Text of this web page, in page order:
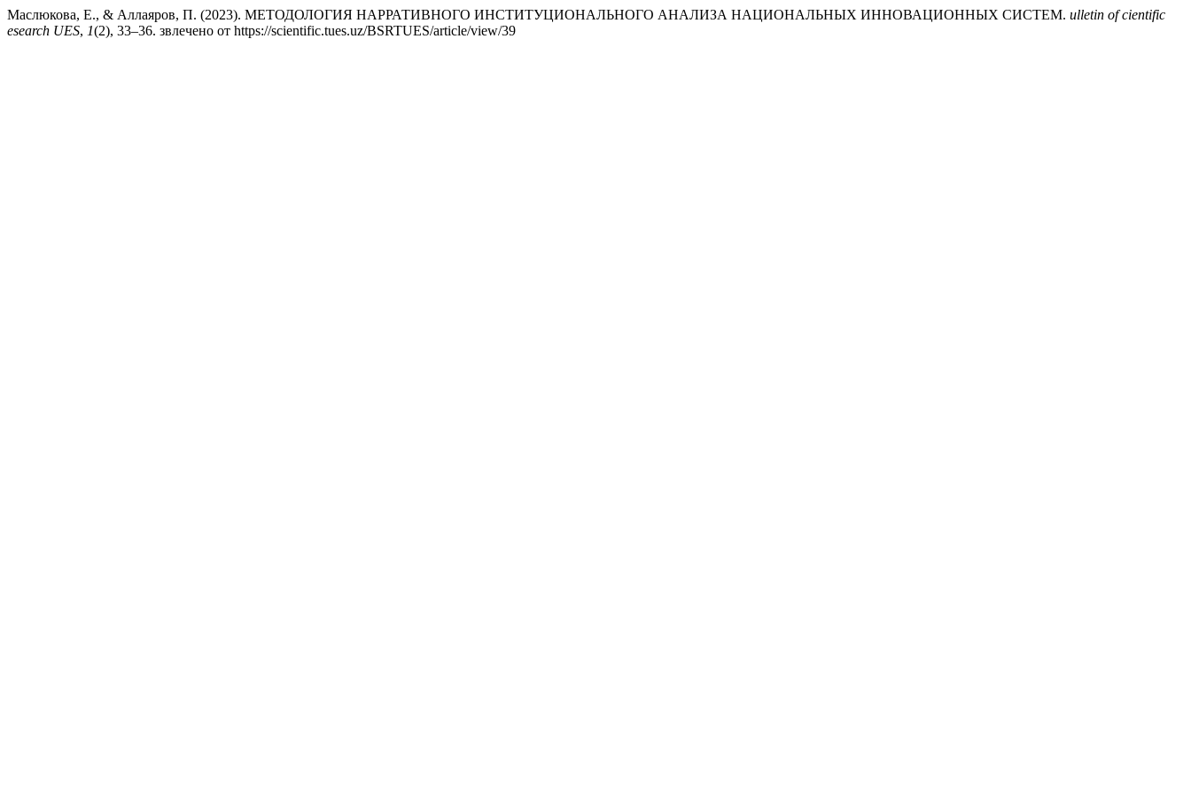
Маслюкова, Е., & Аллаяров, П. (2023). МЕТОДОЛОГИЯ НАРРАТИВНОГО ИНСТИТУЦИОНАЛЬНОГО АНАЛИЗА НАЦИОНАЛЬНЫХ ИННОВАЦИОННЫХ СИСТЕМ. ulletin of cientific
esearch UES, 1(2), 33–36. звлечено от https://scientific.tues.uz/BSRTUES/article/view/39